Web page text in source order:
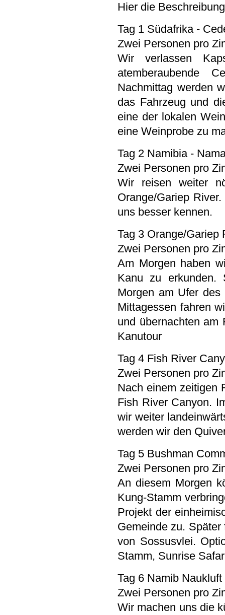
Hier die
Tag 1 Südafrika -
Zwei Personen pro
Wir verlassen
atemberaubende
Nachmittag werden
das Fahrzeug und
eine der lokalen
eine Weinprobe zu
Tag 2 Namibia -
Zwei Personen pro
Wir reisen weiter
Orange/Gariep
uns besser kennen.
Tag 3 Orange/Gariep
Zwei Personen pro
Am Morgen haben
Kanu zu erkunden.
Morgen am Ufer
Mittagessen fahren
und übernachten am
Kanutour
Tag 4 Fish River
Zwei Personen pro
Nach einem zeitigen
Fish River Canyon.
wir weiter
werden wir den
Tag 5 Bushman
Zwei Personen pro
An diesem Morgen
Kung-Stamm
Projekt der
Gemeinde zu.
von Sossusvlei.
Stamm, Sunrise
Tag 6 Namib
Zwei Personen pro
Wir machen uns die